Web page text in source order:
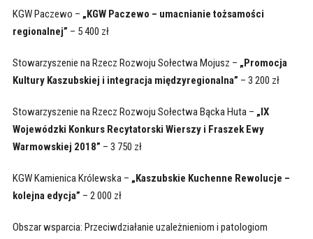
KGW Paczewo – „KGW Paczewo – umacnianie tożsamości
regionalnej” – 5 400 zł
Stowarzyszenie na Rzecz Rozwoju Sołectwa Mojusz – „Promocja
Kultury Kaszubskiej i integracja międzyregionalna” – 3 200 zł
Stowarzyszenie na Rzecz Rozwoju Sołectwa Bącka Huta – „IX
Wojewódzki Konkurs Recytatorski Wierszy i Fraszek Ewy
Warmowskiej 2018” – 3 750 zł
KGW Kamienica Królewska – „Kaszubskie Kuchenne Rewolucje –
kolejna edycja” – 2 000 zł
Obszar wsparcia: Przeciwdziałanie uzależnieniom i patologiom